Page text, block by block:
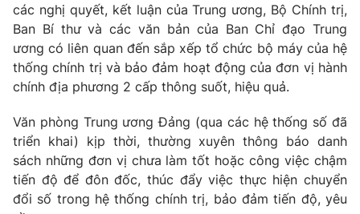
các nghị quyết, kết luận của Trung ương, Bộ Chính trị,
Ban Bí thư và các văn bản của Ban Chỉ đạo Trung
ương có liên quan đến sắp xếp tổ chức bộ máy của hệ
thống chính trị và bảo đảm hoạt động của đơn vị hành
chính địa phương 2 cấp thông suốt, hiệu quả.
Văn phòng Trung ương Đảng (qua các hệ thống số đã
triển khai) kịp thời, thường xuyên thông báo danh
sách những đơn vị chưa làm tốt hoặc công việc chậm
tiến độ để đôn đốc, thúc đẩy việc thực hiện chuyển
đổi số trong hệ thống chính trị, bảo đảm tiến độ, yêu